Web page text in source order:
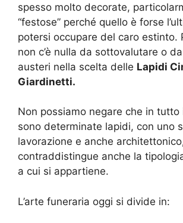
spesso molto decorate,
“festose” perché quello è forse
potersi occupare del caro estinto.
non c’è nulla da sottovalutare o
austeri nella scelta delle Lapidi
Giardinetti.
Non possiamo negare che in tutto
sono determinate lapidi, con uno
lavorazione e anche
contraddistingue anche la
a cui si appartiene.
L’arte funeraria oggi si divide in: